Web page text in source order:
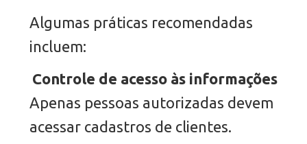
Algumas práticas recomendadas
incluem:
Controle de acesso às informações
Apenas pessoas autorizadas devem
acessar cadastros de clientes.